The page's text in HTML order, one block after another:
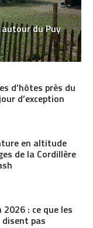
du Puy
d’hôtes près du
d’exception
en altitude
de la Cordillère
: ce que les
pas